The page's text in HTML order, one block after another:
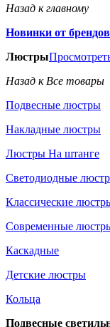
Назад к главному
Новинки от
Люстры
Назад к Все товары
Подвесные люстры
Накладные люстры
Люстры На штанге
Светодиодные
Классические
Современные
Каскадные
Детские люстры
Кольца
Подвесные